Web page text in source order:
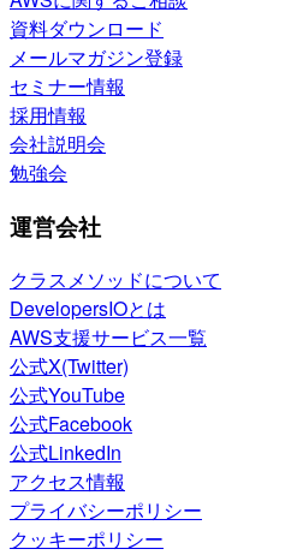
資料ダウンロード
メールマガジン登録
セミナー情報
採用情報
会社説明会
勉強会
運営会社
クラスメソッドについて
DevelopersIOとは
AWS支援サービス一覧
公式X(Twitter)
公式YouTube
公式Facebook
公式LinkedIn
アクセス情報
プライバシーポリシー
クッキーポリシー